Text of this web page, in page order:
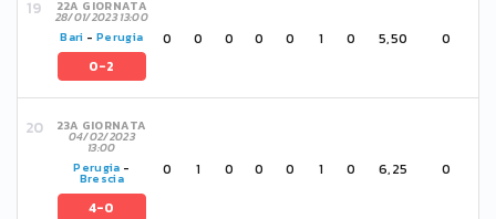
22A GIORNATA
28/01/2023 13:00
Bari - Perugia
0-2
0 0 0 0 0 1 0 5,50 0
23A GIORNATA
04/02/2023
13:00
Perugia -
Brescia
4-0
0 1 0 0 0 1 0 6,25 0